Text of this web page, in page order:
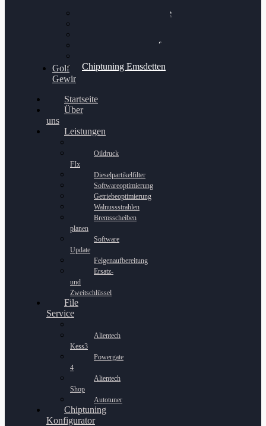
Bilgenroth Performance
Chiptuning Schüttorf
Chiptuning Emsdetten
Golf
Gewinnspiel
Startseite
Über
uns
Leistungen
Oildruck
FIx
Dieselpartikelfilter
Softwareoptimierung
Getriebeoptimierung
Walnussstrahlen
Bremsscheiben
planen
Software
Update
Felgenaufbereitung
Ersatz-
und
Zweitschlüssel
File
Service
Alientech
Kess3
Powergate
4
Alientech
Shop
Autotuner
Chiptuning
Konfigurator